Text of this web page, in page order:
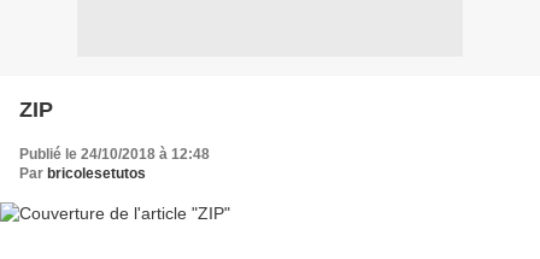
ZIP
Publié le 24/10/2018 à 12:48
Par bricolesetutos